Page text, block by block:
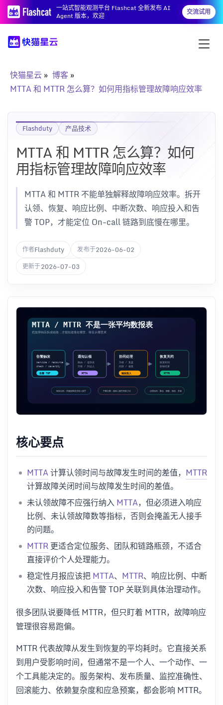
一站式智能观测平台 Flashcat 全新发布 AI
Agent 版本，欢迎
交流试用
快猫星云
博客
MTTA 和 MTTR 怎么算？如何用指标管理故障响应效率
Flashduty 产品技术
MTTA 和 MTTR 怎么算？如何
用指标管理故障响应效率
MTTA 和 MTTR 不能单独解释故障响应效率。拆开
认领、恢复、响应比例、中断次数、响应投入和告
警 TOP，才能定位 On-call 链路到底慢在哪里。
作者Flashduty 发布于2026-06-02
更新于2026-07-03
核心要点
MTTA计算认领时间与故障发生时间的差值， MTTR
计算故障关闭时间与故障发生时间的差值。
未认领故障不应强行纳入MTTA，但必须进入响应
比例、未认领故障数等指标，否则会掩盖无人接手
的问题。
MTTR更适合定位服务、团队和链路瓶颈，不适合
直接评价个人处理能力。
稳定性月报应该把MTTA、 MTTR、响应比例、中断
次数、响应投入和告警 TOP 关联到具体治理动作。
很多团队说要降低 MTTR，但只盯着 MTTR，故障响应
管理很容易跑偏。
MTTR 代表故障从发生到恢复的平均耗时。它直接关系
到用户受影响时间，但通常不是一个人、一个动作、一
个工具能决定的。服务架构、发布质量、监控准确性、
回滚能力、依赖复杂度和应急预案，都会影响 MTTR。